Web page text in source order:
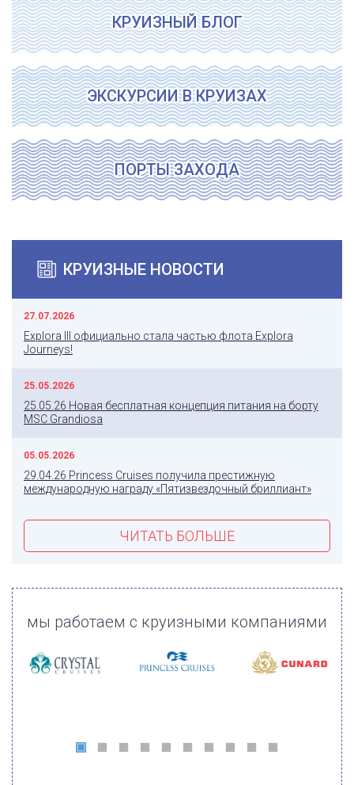
КРУИЗНЫЙ БЛОГ
ЭКСКУРСИИ В КРУИЗАХ
ПОРТЫ ЗАХОДА
КРУИЗНЫЕ НОВОСТИ
27.07.2026
Explora III официально стала частью флота Explora
Journeys!
25.05.2026
25.05.26 Новая бесплатная концепция питания на борту
MSC Grandiosa
05.05.2026
29.04.26 Princess Cruises получила престижную
международную награду «Пятизвездочный бриллиант»
ЧИТАТЬ БОЛЬШЕ
мы работаем с круизными компаниями